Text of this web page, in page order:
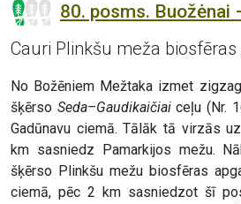
80. posms. Buožėnai
Cauri Plinkšu meža
No Božēniem Mežtaka izmet
šķērso Seda–Gaudikaičiaiceļu (Nr.
Gadūnavu ciemā. Tālāk tā virzās
km sasniedz Pamarkijos mežu.
šķērso Plinkšu mežu biosfēras
ciemā, pēc 2 km sasniedzot šī